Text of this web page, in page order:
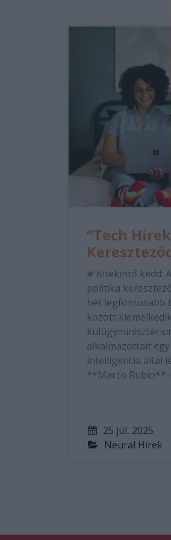
“Tech
# Kitekintő kedd:
politika
hét legfontosabb
között
alkalmazottait
intelligencia által
**Marco Rubio**-
25 júl, 2025
Neural Hírek